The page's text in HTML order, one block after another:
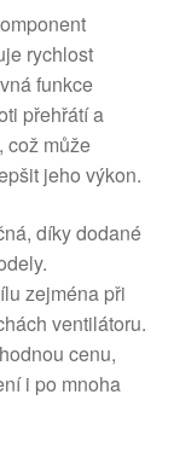
rychlost
funkce
přehřátí a
což může
jeho výkon.
díky dodané
zejména při
ventilátoru.
cenu,
i po mnoha